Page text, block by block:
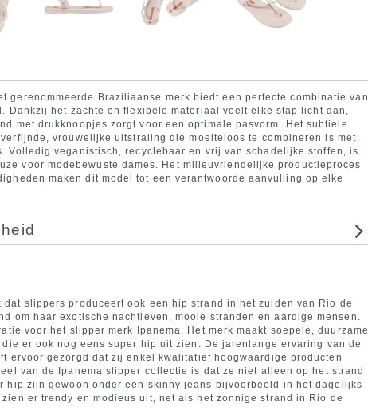
gerenommeerde Braziliaanse merk biedt een perfecte combinatie van
Dankzij het zachte en flexibele materiaal voelt elke stap licht aan,
met drukknoopjes zorgt voor een optimale pasvorm. Het subtiele
vrouwelijke uitstraling die moeiteloos te combineren is met
Volledig veganistisch, recyclebaar en vrij van schadelijke stoffen, is
voor modebewuste dames. Het milieuvriendelijke productieproces
maken dit model tot een verantwoorde aanvulling op elke
dat slippers produceert ook een hip strand in het zuiden van Rio de
om haar exotische nachtleven, mooie stranden en aardige mensen.
voor het slipper merk Ipanema. Het merk maakt soepele, duurzame
er ook nog eens super hip uit zien. De jarenlange ervaring van de
ervoor gezorgd dat zij enkel kwalitatief hoogwaardige producten
van de Ipanema slipper collectie is dat ze niet alleen op het strand
hip zijn gewoon onder een skinny jeans bijvoorbeeld in het dagelijks
er trendy en modieus uit, net als het zonnige strand in Rio de